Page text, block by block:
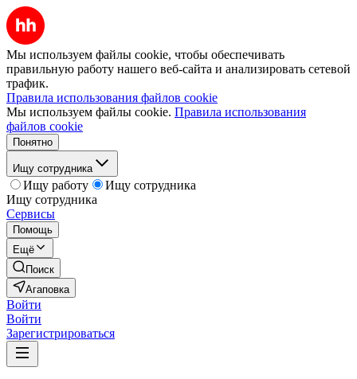
Мы используем файлы cookie, чтобы обеспечивать
правильную работу нашего веб-сайта и анализировать сетевой
трафик.
Правила использования файлов cookie
Мы используем файлы cookie. Правила использования
файлов cookie
Понятно
Ищу сотрудника
Ищу работу
Ищу сотрудника
Ищу сотрудника
Сервисы
Помощь
Ещё
Поиск
Агаповка
Войти
Войти
Зарегистрироваться